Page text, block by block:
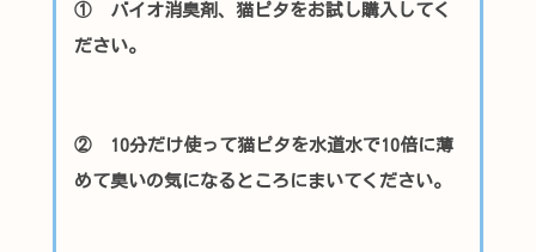
① バイオ消臭剤、猫ピタをお試し購入してく
ださい。
② 10分だけ使って猫ピタを水道水で10倍に薄
めて臭いの気になるところにまいてください。